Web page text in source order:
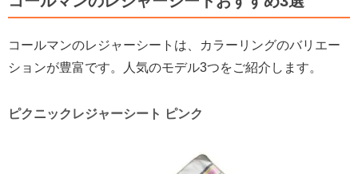
コールマンのレジャーシートは、カラーリングのバリエー
ションが豊富です。人気のモデル3つをご紹介します。
ピクニックレジャーシート ピンク